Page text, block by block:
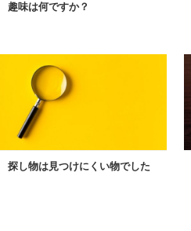
趣味は何ですか？
探し物は見つけにくい物でした